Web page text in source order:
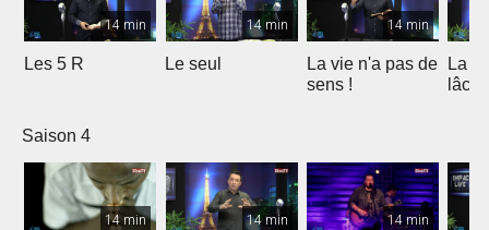
14 min
Les 5 R
14 min
Le seul
14 min
La vie n'a pas de
sens !
La
Saison 4
14 min 14 min 14 min